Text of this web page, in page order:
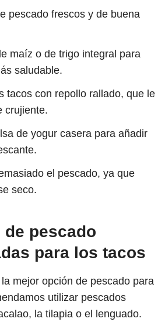
pescado frescos y de buena
maíz o de trigo integral para
saludable.
tacos con repollo rallado, que le
crujiente.
de yogur casera para añadir
el pescado, ya que
seco.
de pescado
para los tacos
mejor opción de pescado para
utilizar pescados
la tilapia o el lenguado.